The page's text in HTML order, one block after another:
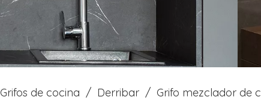
Grifos de cocina / Derribar / Grifo mezclador de